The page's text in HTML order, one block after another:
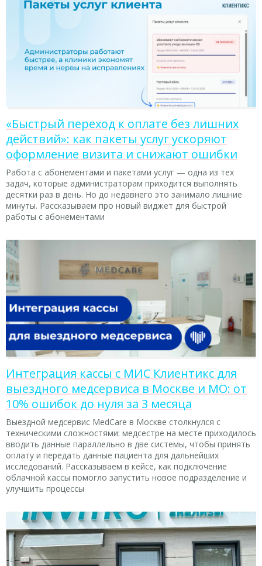
«Быстрый переход к оплате без лишних
действий»: как пакеты услуг ускоряют
оформление визита и снижают ошибки
Работа с абонементами и пакетами услуг — одна из тех
задач, которые администраторам приходится выполнять
десятки раз в день. Но до недавнего это занимало лишние
минуты. Рассказываем про новый виджет для быстрой
работы с абонементами
Интеграция кассы с МИС Клиентикс для
выездного медсервиса в Москве и МО: от
10% ошибок до нуля за 3 месяца
Выездной медсервис MedCare в Москве столкнулся с
техническими сложностями: медсестре на месте приходилось
вводить данные параллельно в две системы, чтобы принять
оплату и передать данные пациента для дальнейших
исследований. Рассказываем в кейсе, как подключение
облачной кассы помогло запустить новое подразделение и
улучшить процессы